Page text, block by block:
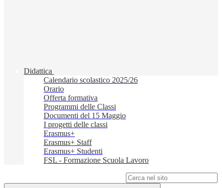
Didattica
Calendario scolastico 2025/26
Orario
Offerta formativa
Programmi delle Classi
Documenti del 15 Maggio
I progetti delle classi
Erasmus+
Erasmus+ Staff
Erasmus+ Studenti
FSL - Formazione Scuola Lavoro